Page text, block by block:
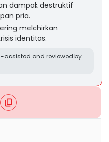
dampak destruktif
pria.
melahirkan
identitas.
assisted and reviewed by